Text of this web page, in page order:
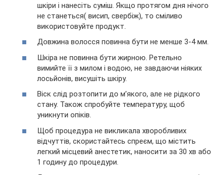
шкіри і нанесіть суміш. Якщо протягом дня нічого
не станеться( висип, свербіж), то сміливо
використовуйте продукт.
Довжина волосся повинна бути не менше 3-4 мм.
Шкіра не повинна бути жирною. Ретельно
вимийте її з милом і водою, не завдаючи ніяких
лосьйонів, висушіть шкіру.
Віск слід розтопити до м’якого, але не рідкого
стану. Також спробуйте температуру, щоб
уникнути опіків.
Щоб процедура не викликала хворобливих
відчуттів, скористайтесь спреєм, що містить
легкий місцевий анестетик, наносити за 30 хв або
1 годину до процедури.